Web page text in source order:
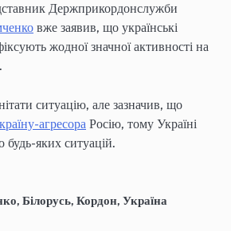
Держприкордонслужби
вже заявив, що українські
жодної значної активності на
ситуацію, але зазначив, що
країну-агресора Росію, тому Україні
будь-яких ситуацій.
, Білорусь, Кордон, Україна